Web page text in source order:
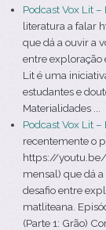
Podcast Vox Lit –
literatura a falar
que dá a ouvir a
entre exploração
Lit é uma
estudantes e
Materialidades ...
Podcast Vox Lit –
recentemente o
https://youtu.be/
mensal) que dá
desafio entre
matliteana.
(Parte 1: Grão)